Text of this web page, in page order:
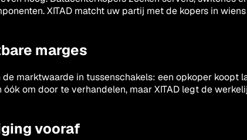
XITAD matcht uw partij met de kopers in
marges
marktwaarde in tussenschakels: een opkoper koopt
om door te verhandelen, maar XITAD legt de
vooraf